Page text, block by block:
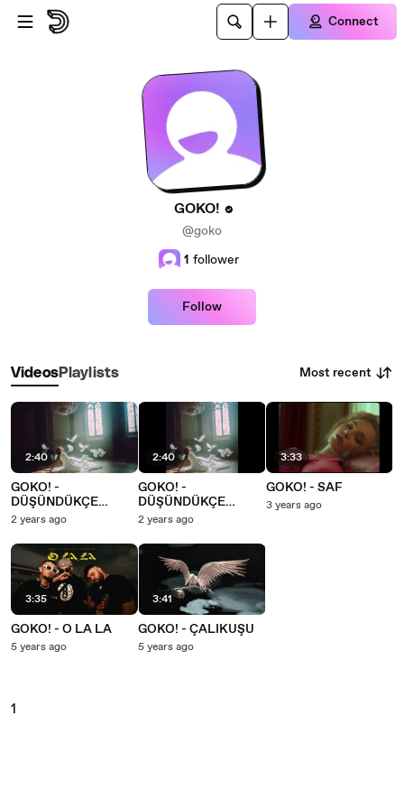
Skip to main content
Connect
GOKO!
@goko
1 follower
Follow
VideosPlaylists Most recent
2:40
GOKO! -
DÜŞÜNDÜKÇE
ZEHİRLER BENİ O
2 years ago
3:35
GOKO! - O LA LA
5 years ago
2:40
GOKO! -
DÜŞÜNDÜKÇE
ZEHİRLER BENİ O
2 years ago
3:41
GOKO! - ÇALIKUŞU
5 years ago
3:33
GOKO! - SAF
3 years ago
1